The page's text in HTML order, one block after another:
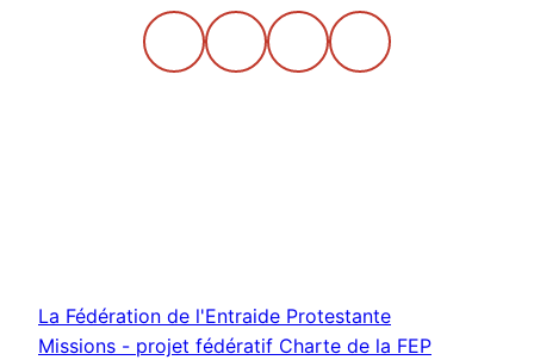
La Fédération de l'Entraide Protestante
Missions - projet fédératif Charte de la FEP